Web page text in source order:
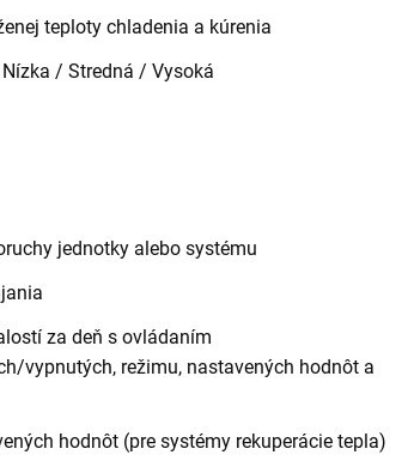
teploty chladenia a kúrenia
/ Stredná / Vysoká
jednotky alebo systému
za deň s ovládaním
vypnutých, režimu, nastavených hodnôt a
hodnôt (pre systémy rekuperácie tepla)